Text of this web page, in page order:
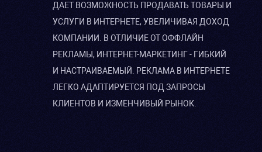
ДАЕТ ВОЗМОЖНОСТЬ ПРОДАВАТЬ ТОВАРЫ И
УСЛУГИ В ИНТЕРНЕТЕ, УВЕЛИЧИВАЯ ДОХОД
КОМПАНИИ. В ОТЛИЧИЕ ОТ ОФФЛАЙН
РЕКЛАМЫ, ИНТЕРНЕТ-МАРКЕТИНГ - ГИБКИЙ
И НАСТРАИВАЕМЫЙ. РЕКЛАМА В ИНТЕРНЕТЕ
ЛЕГКО АДАПТИРУЕТСЯ ПОД ЗАПРОСЫ
КЛИЕНТОВ И ИЗМЕНЧИВЫЙ РЫНОК.